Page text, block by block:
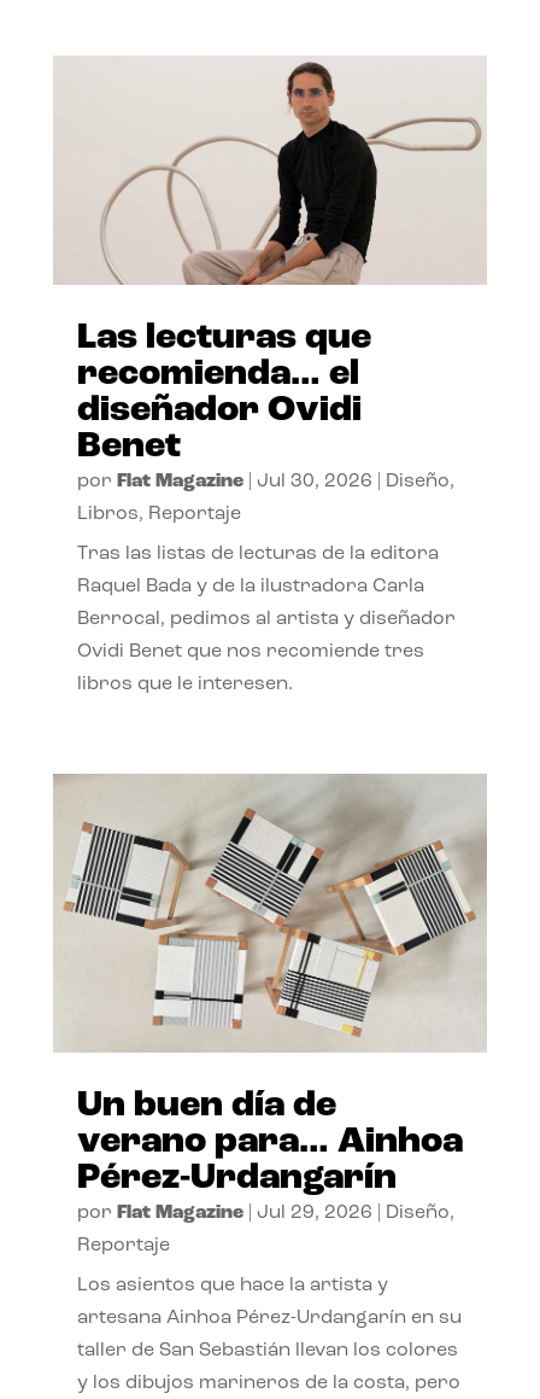
Las lecturas que
recomienda… el
diseñador Ovidi
Benet
por Flat Magazine| Jul 30, 2026 Diseño,
Libros, Reportaje
Tras las listas de lecturas de la editora
Raquel Bada y de la ilustradora Carla
Berrocal, pedimos al artista y diseñador
Ovidi Benet que nos recomiende tres
libros que le interesen.
Un buen día de
verano para… Ainhoa
Pérez-Urdangarín
por Flat Magazine| Jul 29, 2026 Diseño,
Reportaje
Los asientos que hace la artista y
artesana Ainhoa Pérez-Urdangarín en su
taller de San Sebastián llevan los colores
y los dibujos marineros de la costa, pero